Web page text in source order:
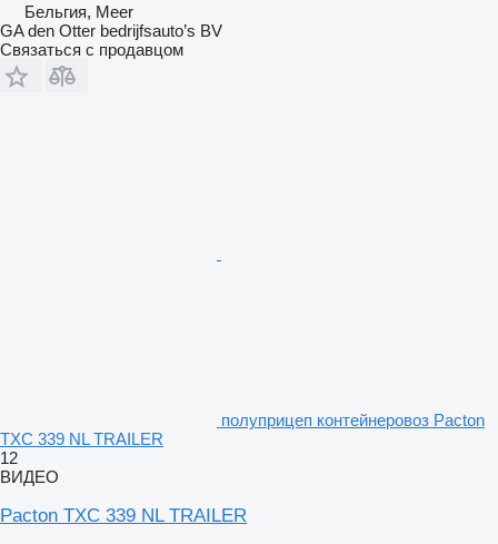
Бельгия, Meer
GA den Otter bedrijfsauto’s BV
Связаться с продавцом
полуприцеп контейнеровоз Pacton
TXC 339 NL TRAILER
12
ВИДЕО
Pacton TXC 339 NL TRAILER